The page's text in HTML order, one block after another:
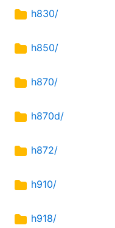
h830/
h850/
h870/
h870d/
h872/
h910/
h918/